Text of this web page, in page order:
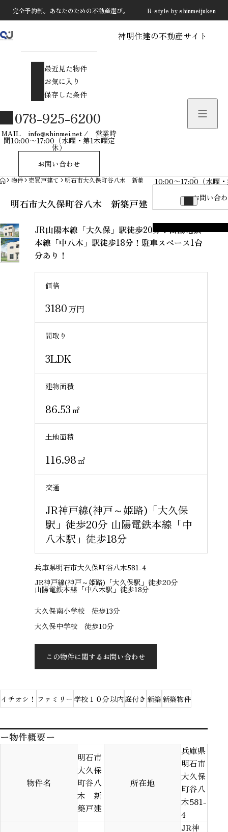
最近見た物件
物件を探す
10:00〜17:00（水曜
お問い合
完全予約制。あなたのための不動産選び。 R-style by shinmeijuken
神明住建の不動産サイト
最近見た物件
お気に入り
保存した条件
078-925-6200
MAIL info@shinmei.net / 営業時
間10:00〜17:00（水曜・第1木曜定
休）
お問い合わせ
HOME
物件 売買戸建て 明石市大久保町谷八木 新築戸建
明石市大久保町谷八木 新築戸建
JR山陽本線「大久保」駅徒歩20分！山陽電鉄
本線「中八木」駅徒歩18分！駐車スペース1台
分あり！
価格
3180万円
間取り
3LDK
建物面積
86.53㎡
土地面積
116.98㎡
交通
JR神戸線(神戸～姫路)「大久保
駅」徒歩20分 山陽電鉄本線「中
八木駅」徒歩18分
兵庫県明石市大久保町谷八木581-4
JR神戸線(神戸～姫路)「大久保駅」徒歩20分
山陽電鉄本線「中八木駅」徒歩18分
大久保南小学校 徒歩13分
大久保中学校 徒歩10分
この物件に関するお問い合わせ
イチオシ！ ファミリー 学校１０分以内庭付き 新築 新築物件
ー物件概要ー
物件名
明石市
大久保
町谷八
木 新
築戸建
所在地
兵庫県
明石市
大久保
町谷八
木581-
4
JR神